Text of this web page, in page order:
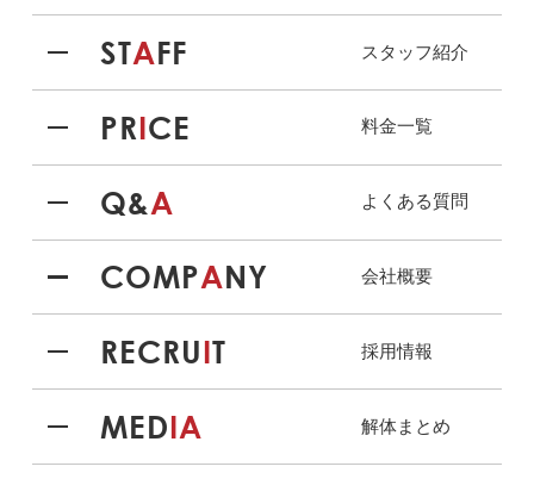
STAFF スタッフ紹介
PRICE 料金一覧
Q&A よくある質問
COMPANY 会社概要
RECRUIT 採用情報
MEDIA 解体まとめ